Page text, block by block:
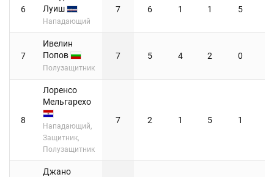
6
Луиш
Нападающий
7 6 1 1 5
7
Ивелин
Попов
Полузащитник
7 5 4 2 0
8
Лоренсо
Мельгарехо
Нападающий,
Защитник,
Полузащитник
7 2 1 5 1
Джано